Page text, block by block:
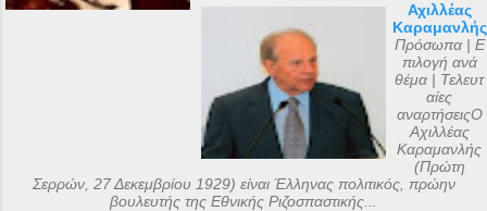
Αχιλλέας
Καραμανλής
Πρόσωπα | Ε
πιλογή ανά
θέμα | Τελευτ
αίες
αναρτήσειςΟ
Αχιλλέας
Καραμανλής
(Πρώτη
Σερρών, 27 Δεκεμβρίου 1929) είναι Έλληνας πολιτικός, πρώην
βουλευτής της Εθνικής Ριζοσπαστικής...